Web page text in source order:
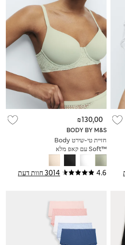
4.6 3014 חוות דעת
BODY BY M&S
חזיית טי-שירט Body
Soft™‎ עם קאפ מלא
וברזלים, במידות A-E
₪130,00